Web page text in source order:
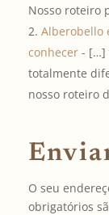
Nosso roteiro
Alberobello
conhecer- […]
totalmente
nosso roteiro
O seu
obrigatórios